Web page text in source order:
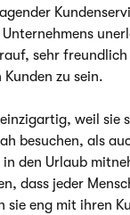
sehr
zu sein.
weil sie
besuchen, als
den Urlaub
dass jeder
sie eng mit ihren